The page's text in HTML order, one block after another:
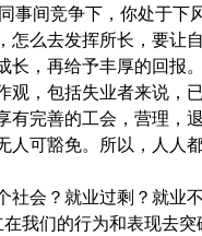
事间竞争下，你处于下
怎么去发挥所长，要让
，再给予丰厚的回报。
观，包括失业者来说，
有完善的工会，营理，
人可豁免。所以，人人
社会？就业过剩？就业
在我们的行为和表现去